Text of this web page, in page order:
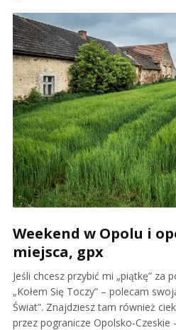
Weekend w Opolu i
miejsca, gpx
Jeśli chcesz przybić mi „piątkę” za
„Kołem Się Toczy” – polecam
Świat”. Znajdziesz tam również
przez pogranicze Opolsko-